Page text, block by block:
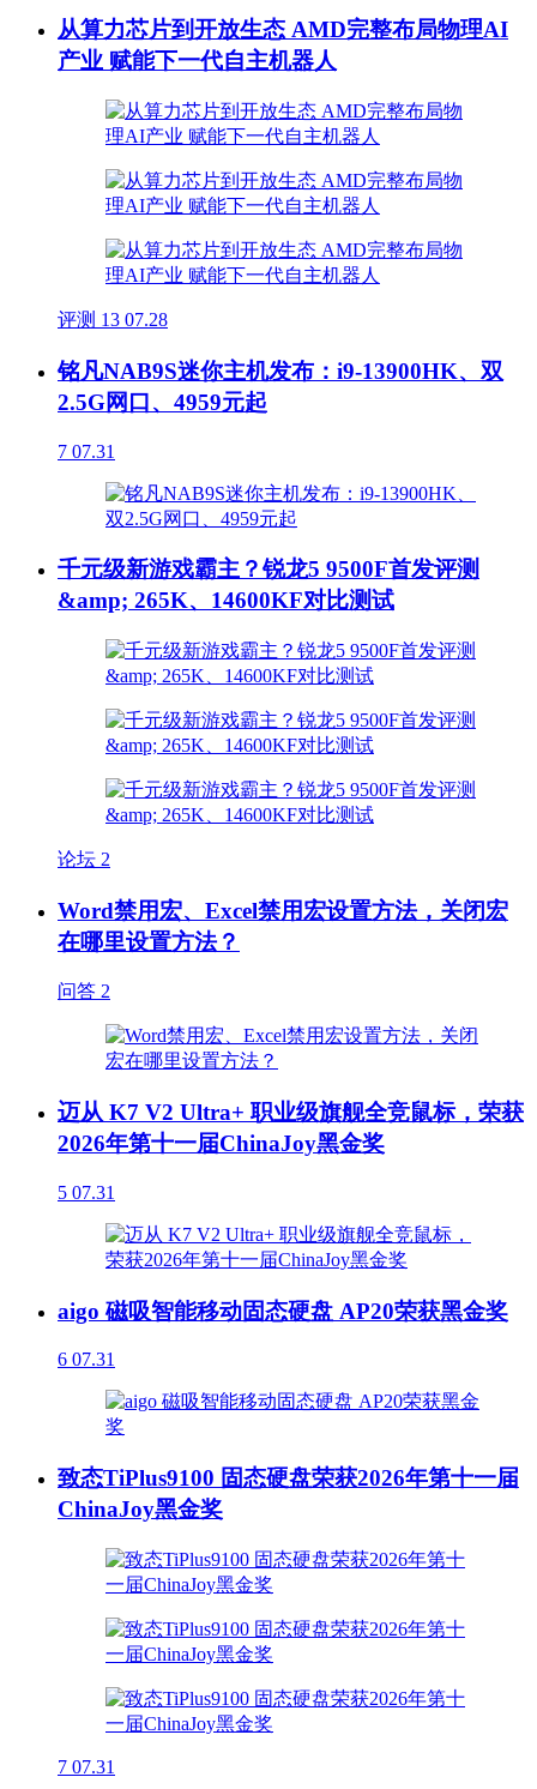
从算力芯片到开放生态 AMD完整布局物理AI
产业 赋能下一代自主机器人
评测 13 07.28
铭凡NAB9S迷你主机发布：i9-13900HK、双
2.5G网口、4959元起
7 07.31
千元级新游戏霸主？锐龙5 9500F首发评测
&amp; 265K、14600KF对比测试
论坛 2
Word禁用宏、Excel禁用宏设置方法，关闭宏
在哪里设置方法？
问答 2
迈从 K7 V2 Ultra+ 职业级旗舰全竞鼠标，荣获
2026年第十一届ChinaJoy黑金奖
5 07.31
aigo 磁吸智能移动固态硬盘 AP20荣获黑金奖
6 07.31
致态TiPlus9100 固态硬盘荣获2026年第十一届
ChinaJoy黑金奖
7 07.31